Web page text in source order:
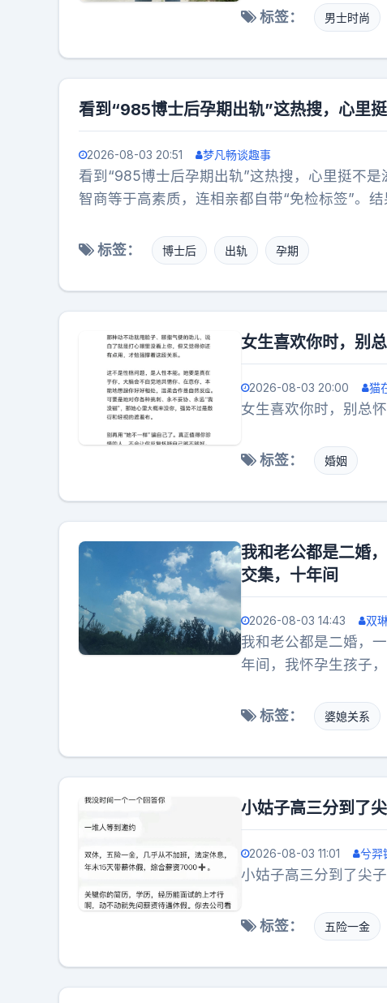
标签： 男士时尚
看到“985博士后孕期出轨”这热搜，心里
2026-08-03 20:51 梦凡畅谈趣事
看到“985博士后孕期出轨”这热搜，心里挺不
智商等于高素质，连相亲都自带“免检标签”。
人家头铁拒不履行，转头就入职了港校。受害
怪。咱们普通人谈恋爱，图个真诚；有些“精
里，人品才是唯一的硬通货。毕竟，证书能证
标签： 博士后 出轨 孕期
女生喜欢你时，别总
2026-08-03 20:00 猫
女生喜欢你时，别总怀
标签： 婚姻
我和老公都是二婚
交集，十年间
2026-08-03 14:43 双
我和老公都是二婚，
年间，我怀孕生孩子
感冒了，老公让我和
婆，多说几句好听，
不我给她做顿饭吧，
标签： 婆媳关系
小姑子高三分到了
2026-08-03 11:01 兮羿
小姑子高三分到了尖
标签： 五险一金